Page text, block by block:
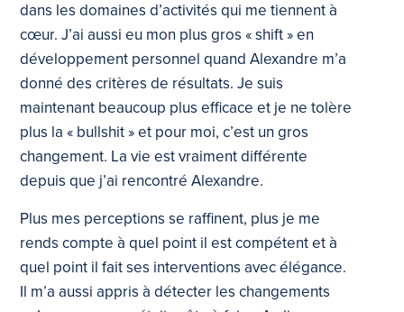
dans les domaines d’activités qui me tiennent à
cœur. J’ai aussi eu mon plus gros « shift » en
développement personnel quand Alexandre m’a
donné des critères de résultats. Je suis
maintenant beaucoup plus efficace et je ne tolère
plus la « bullshit » et pour moi, c’est un gros
changement. La vie est vraiment différente
depuis que j’ai rencontré Alexandre.
Plus mes perceptions se raffinent, plus je me
rends compte à quel point il est compétent et à
quel point il fait ses interventions avec élégance.
Il m’a aussi appris à détecter les changements